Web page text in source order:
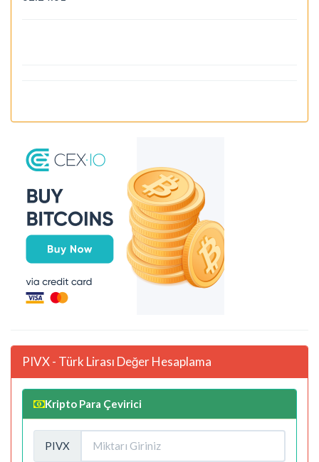
PIVX - Türk Lirası Değer Hesaplama
Kripto Para Çevirici
PIVX